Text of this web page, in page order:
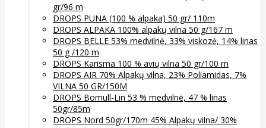
gr/96 m
DROPS PUNA (100 % alpaka) 50 gr/ 110m
DROPS ALPAKA 100% alpakų vilna 50 g/167 m
DROPS BELLE 53% medvilnė, 33% viskozė, 14% linas
50 g /120 m
DROPS Karisma 100 % avių vilna 50 gr/100 m
DROPS AIR 70% Alpakų vilna, 23% Poliamidas, 7%
VILNA 50 GR/150M
DROPS Bomull-Lin 53 % medvilnė, 47 % linas
50gr/85m
DROPS Nord 50gr/170m 45% Alpakų vilna/ 30%